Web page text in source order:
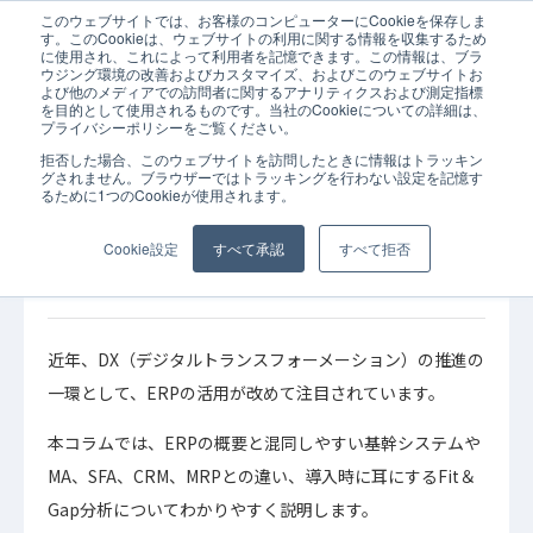
このウェブサイトでは、お客様のコンピューターにCookieを保存しま
す。このCookieは、ウェブサイトの利用に関する情報を収集するため
に使用され、これによって利用者を記憶できます。この情報は、ブラ
ウジング環境の改善およびカスタマイズ、およびこのウェブサイトお
よび他のメディアでの訪問者に関するアナリティクスおよび測定指標
を目的として使用されるものです。当社のCookieについての詳細は、
プライバシーポリシーをご覧ください。
拒否した場合、このウェブサイトを訪問したときに情報はトラッキン
グされません。ブラウザーではトラッキングを行わない設定を記憶す
るために1つのCookieが使用されます。
Cookie設定 すべて承認 すべて拒否
ホーム コラム ERP 「ERPとは？」MA、SFA、CRM、MRPとの
2022年06月15日 コラム ERP
「ERPとは？」MA、SFA、CRM、MRPとの違
いは？Fit&Gap分析とは？｜気になる用語を解
近年、DX（デジタルトランスフォーメーション）の推進の
一環として、ERPの活用が改めて注目されています。
本コラムでは、ERPの概要と混同しやすい基幹システムや
MA、SFA、CRM、MRPとの違い、導入時に耳にするFit＆
Gap分析についてわかりやすく説明します。